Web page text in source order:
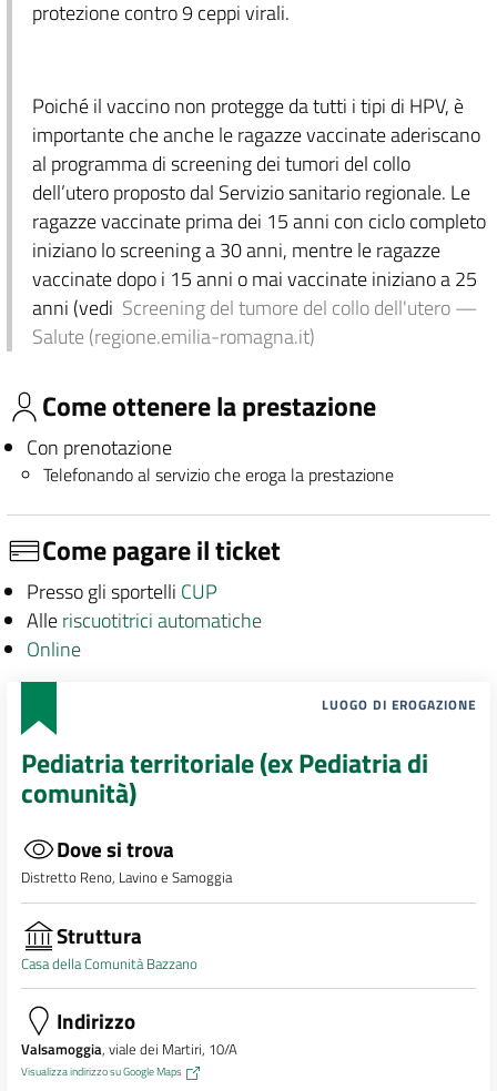
protezione contro 9 ceppi virali.
Poiché il vaccino non protegge da tutti i tipi di HPV, è
importante che anche le ragazze vaccinate aderiscano
al programma di screening dei tumori del collo
dell’utero proposto dal Servizio sanitario regionale. Le
ragazze vaccinate prima dei 15 anni con ciclo completo
iniziano lo screening a 30 anni, mentre le ragazze
vaccinate dopo i 15 anni o mai vaccinate iniziano a 25
anni (vedi Screening del tumore del collo dell'utero —
Salute (regione.emilia-romagna.it)
Come ottenere la prestazione
Con prenotazione
Telefonando al servizio che eroga la prestazione
Come pagare il ticket
Presso gli sportelli CUP
Alleriscuotitrici automatiche
Online
LUOGO DI EROGAZIONE
Pediatria territoriale (ex Pediatria di
comunità)
Dove si trova
Distretto Reno, Lavino e Samoggia
Struttura
Casa della Comunità Bazzano
Indirizzo
Valsamoggia, viale dei Martiri, 10/A
Visualizza indirizzo su Google Maps